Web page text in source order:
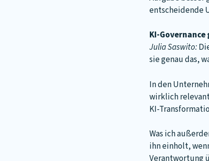
entscheidende
KI-
Julia Saswito:
sie genau das,
In den
wirklich
KI-
Was ich
ihn einholt,
Verantwortung